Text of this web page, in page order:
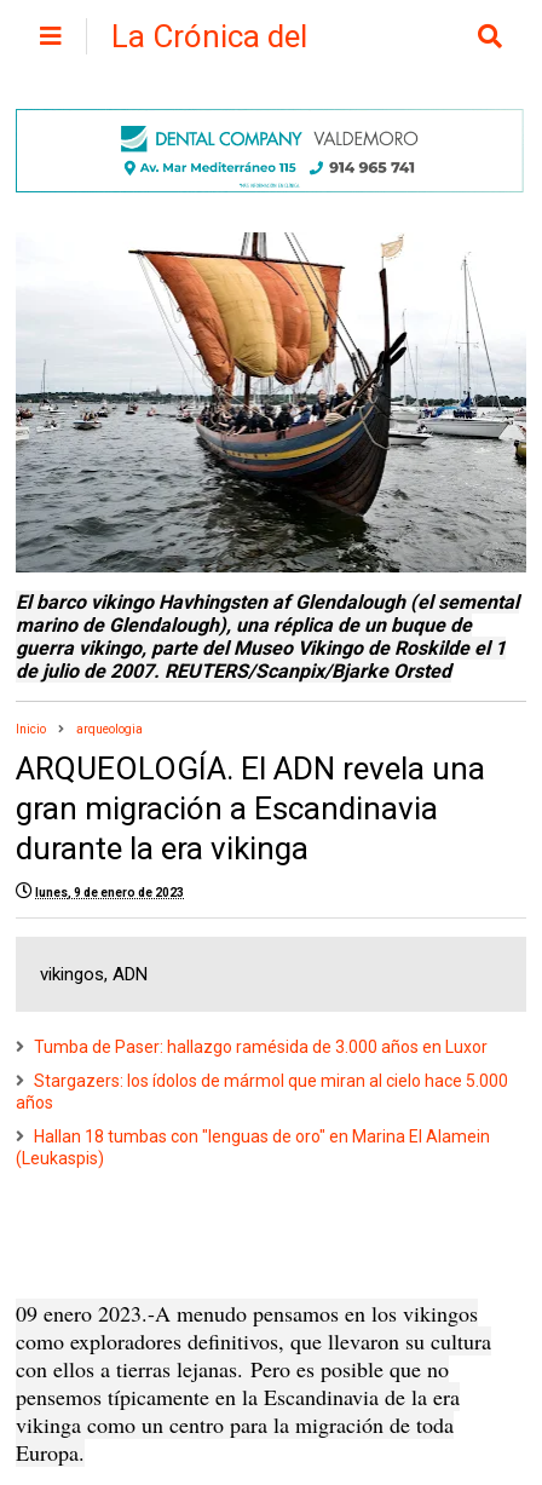
La Crónica del
El barco vikingo Havhingsten af ​​Glendalough (el semental
marino de Glendalough), una réplica de un buque de
guerra vikingo, parte del Museo Vikingo de Roskilde el 1
de julio de 2007. REUTERS/Scanpix/Bjarke Orsted
Inicio arqueologia
ARQUEOLOGÍA. El ADN revela una
gran migración a Escandinavia
durante la era vikinga
lunes, 9 de enero de 2023
vikingos, ADN
Tumba de Paser: hallazgo ramésida de 3.000 años en Luxor
Stargazers: los ídolos de mármol que miran al cielo hace 5.000
años
Hallan 18 tumbas con "lenguas de oro" en Marina El Alamein
(Leukaspis)
09 enero 2023.-A menudo pensamos en los vikingos
como exploradores definitivos, que llevaron su cultura
con ellos a tierras lejanas.Pero es posible que no
pensemos típicamente en la Escandinavia de la era
vikinga como un centro para la migración de toda
Europa.